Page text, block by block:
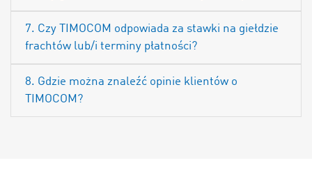
7. Czy TIMOCOM odpowiada za stawki na giełdzie
frachtów lub/i terminy płatności?
8. Gdzie można znaleźć opinie klientów o
TIMOCOM?